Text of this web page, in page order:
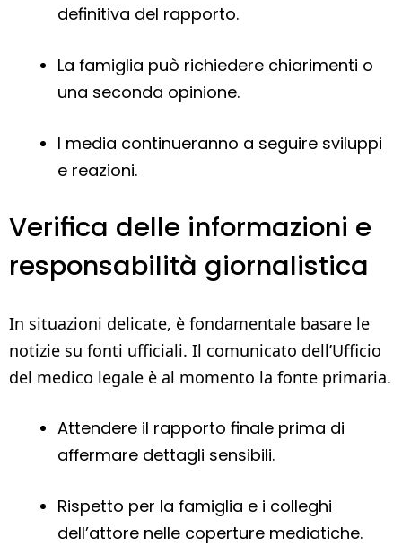
definitiva del rapporto.
La famiglia può richiedere chiarimenti o
una seconda opinione.
I media continueranno a seguire sviluppi
e reazioni.
Verifica delle informazioni e
responsabilità giornalistica
In situazioni delicate, è fondamentale basare le
notizie su fonti ufficiali. Il comunicato dell’Ufficio
del medico legale è al momento la fonte primaria.
Attendere il rapporto finale prima di
affermare dettagli sensibili.
Rispetto per la famiglia e i colleghi
dell’attore nelle coperture mediatiche.